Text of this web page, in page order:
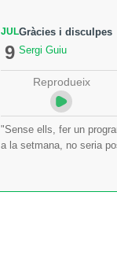
JUL
9
Gràcies i disculpes
Sergi Guiu
Reprodueix
"Sense ells, fer un
a la setmana, no seria